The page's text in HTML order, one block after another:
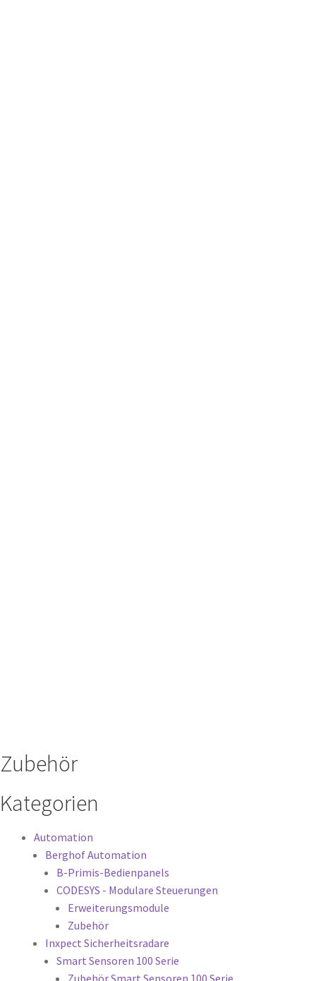
Zubehör
Kategorien
Automation
Berghof Automation
B-Primis-Bedienpanels
CODESYS - Modulare Steuerungen
Erweiterungsmodule
Zubehör
Inxpect Sicherheitsradare
Smart Sensoren 100 Serie
Zubehör Smart Sensoren 100 Serie